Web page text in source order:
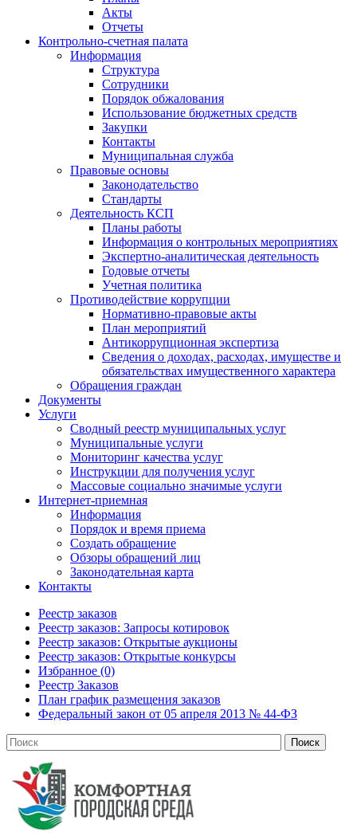
Акты
Отчеты
Контрольно-счетная палата
Информация
Структура
Сотрудники
Порядок обжалования
Использование бюджетных средств
Закупки
Контакты
Муниципальная служба
Правовые основы
Законодательство
Стандарты
Деятельность КСП
Планы работы
Информация о контрольных мероприятиях
Экспертно-аналитическая деятельность
Годовые отчеты
Учетная политика
Противодействие коррупции
Нормативно-правовые акты
План мероприятий
Антикоррупционная экспертиза
Сведения о доходах, расходах, имуществе и
обязательствах имущественного характера
Обращения граждан
Документы
Услуги
Сводный реестр муниципальных услуг
Муниципальные услуги
Мониторинг качества услуг
Инструкции для получения услуг
Массовые социально значимые услуги
Интернет-приемная
Информация
Порядок и время приема
Создать обращение
Обзоры обращений лиц
Законодательная карта
Контакты
Реестр заказов
Реестр заказов: Запросы котировок
Реестр заказов: Открытые аукционы
Реестр заказов: Открытые конкурсы
Избранное (0)
Реестр Заказов
План график размещения заказов
Федеральный закон от 05 апреля 2013 № 44-ФЗ